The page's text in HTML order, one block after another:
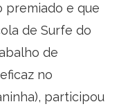
e que
de Surfe do
de
no
participou